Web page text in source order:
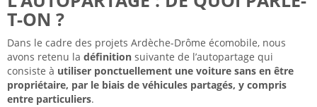
T-ON ?
Dans le cadre des projets Ardèche-Drôme écomobile, nous
avons retenu la définition suivante de l’autopartage qui
consiste à utiliser ponctuellement une voiture sans en être
propriétaire, par le biais de véhicules partagés, y compris
entre particuliers.